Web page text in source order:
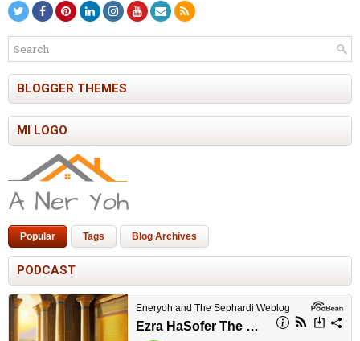
BLOGGER THEMES
MI LOGO
Popular Tags Blog Archives
PODCAST